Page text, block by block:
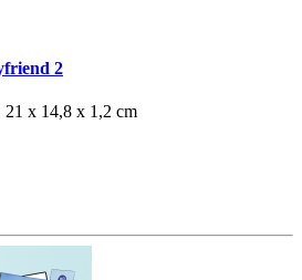
2
21 x 14,8 x 1,2 cm